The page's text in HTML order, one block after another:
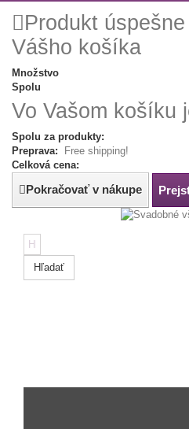
Produkt
Vášho košíka
Množstvo
Spolu
Vo Vašom košíku
Spolu za produkty:
Preprava:
Free shipping!
Celková cena:
Pokračovať v nákupe
Hľadať